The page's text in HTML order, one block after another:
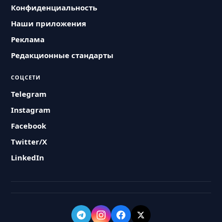
Конфиденциальность
Наши приложения
Реклама
Редакционные стандарты
СОЦСЕТИ
Telegram
Instagram
Facebook
Twitter/X
LinkedIn